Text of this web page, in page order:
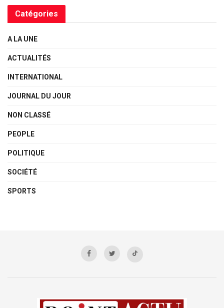
Catégories
A LA UNE
ACTUALITÉS
INTERNATIONAL
JOURNAL DU JOUR
NON CLASSÉ
PEOPLE
POLITIQUE
SOCIÉTÉ
SPORTS